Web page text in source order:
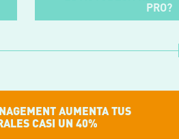
PRO?
AUMENTA TUS
CASI UN 40%